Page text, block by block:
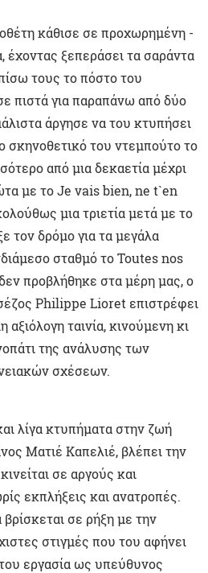
κάθισε σε προχωρημένη -
έχοντας ξεπεράσει τα σαράντα
τους το πόστο του
πιστά για παραπάνω από δύο
άργησε να του κτυπήσει
σκηνοθετικό του ντεμπούτο το
από μια δεκαετία μέχρι
με το Je vais bien, ne t`en
μια τριετία μετά με το
τον δρόμο για τα μεγάλα
σταθμό το Toutes nos
προβλήθηκε στα μέρη μας, ο
Philippe Lioret επιστρέφει
ταινία, κινούμενη κι
της ανάλυσης των
σχέσεων.
λίγα κτυπήματα στην ζωή
Ματιέ Καπελιέ, βλέπει την
σε αργούς και
εκπλήξεις και ανατροπές.
σε ρήξη με την
στιγμές που του αφήνει
εργασία ως υπεύθυνος